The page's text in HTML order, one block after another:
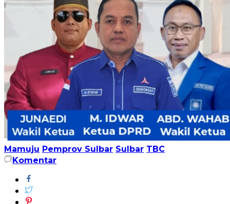
Mamuju Pemprov Sulbar Sulbar TBC
Komentar